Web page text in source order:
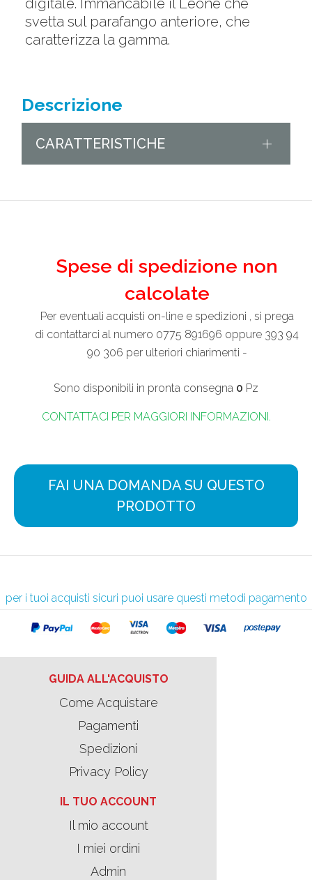
digitale. Immancabile il Leone che
svetta sul parafango anteriore, che
caratterizza la gamma.
Descrizione
CARATTERISTICHE
Spese di spedizione non
calcolate
Per eventuali acquisti on-line e spedizioni , si prega
di contattarci al numero 0775 891696 oppure 393 94
90 306 per ulteriori chiarimenti -
Sono disponibili in pronta consegna 0 Pz
CONTATTACI PER MAGGIORI INFORMAZIONI.
FAI UNA DOMANDA SU QUESTO
PRODOTTO
per i tuoi acquisti sicuri puoi usare questi metodi pagamento
GUIDA ALL'ACQUISTO
Come Acquistare
Pagamenti
Spedizioni
Privacy Policy
IL TUO ACCOUNT
Il mio account
I miei ordini
Admin